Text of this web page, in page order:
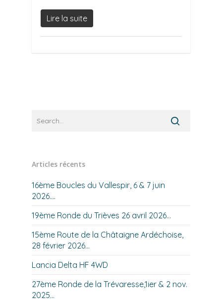
Lire la suite
Articles récents
16ème Boucles du Vallespir, 6 & 7 juin
2026….
19ème Ronde du Trièves 26 avril 2026…
15ème Route de la Châtaigne Ardéchoise,
28 février 2026…
Lancia Delta HF 4WD
27ème Ronde de la Trévaresse,1ier & 2 nov.
2025…